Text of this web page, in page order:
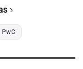
PwC